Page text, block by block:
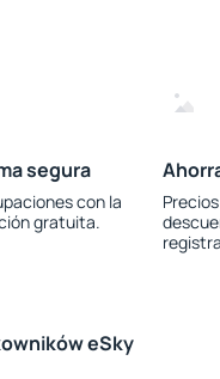
segura
con la
gratuita.
eSky